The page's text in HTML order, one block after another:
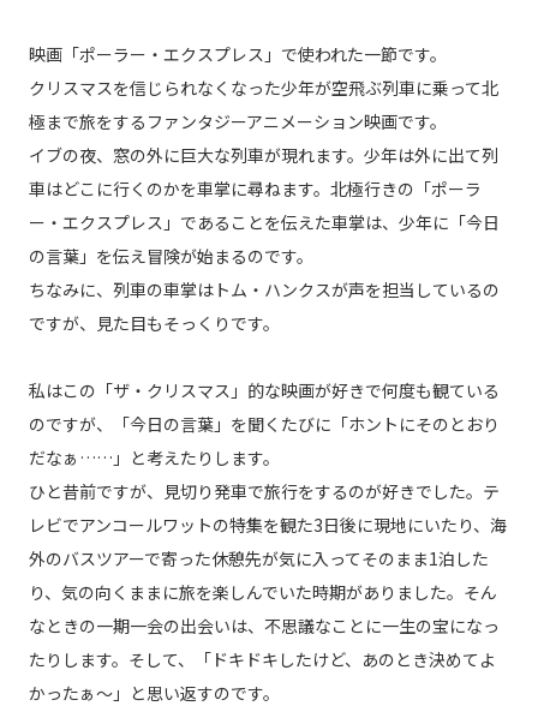
映画「ポーラー・エクスプレス」で使われた一節です。
クリスマスを信じられなくなった少年が空飛ぶ列車に乗って北
極まで旅をするファンタジーアニメーション映画です。
イブの夜、窓の外に巨大な列車が現れます。少年は外に出て列
車はどこに行くのかを車掌に尋ねます。北極行きの「ポーラ
ー・エクスプレス」であることを伝えた車掌は、少年に「今日
の言葉」を伝え冒険が始まるのです。
ちなみに、列車の車掌はトム・ハンクスが声を担当しているの
ですが、見た目もそっくりです。
私はこの「ザ・クリスマス」的な映画が好きで何度も観ている
のですが、「今日の言葉」を聞くたびに「ホントにそのとおり
だなぁ……」と考えたりします。
ひと昔前ですが、見切り発車で旅行をするのが好きでした。テ
レビでアンコールワットの特集を観た3日後に現地にいたり、海
外のバスツアーで寄った休憩先が気に入ってそのまま1泊した
り、気の向くままに旅を楽しんでいた時期がありました。そん
なときの一期一会の出会いは、不思議なことに一生の宝になっ
たりします。そして、「ドキドキしたけど、あのとき決めてよ
かったぁ～」と思い返すのです。